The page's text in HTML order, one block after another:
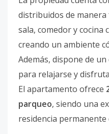
distribuidos de
sala, comedor y cocina
creando un ambiente
Además, dispone de
para relajarse y
El apartamento ofrece
parqueo, siendo una
residencia